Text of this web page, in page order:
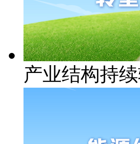
产业结构持